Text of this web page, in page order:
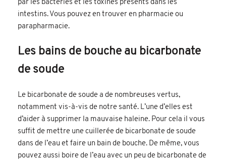
par les bactéries et les toxines présents dans les
intestins. Vous pouvez en trouver en pharmacie ou
parapharmacie.
Les bains de bouche au bicarbonate
de soude
Le bicarbonate de soude a de nombreuses vertus,
notamment vis-à-vis de notre santé. L’une d’elles est
d’aider à supprimer la mauvaise haleine. Pour cela il vous
suffit de mettre une cuillerée de bicarbonate de soude
dans de l’eau et faire un bain de bouche. De même, vous
pouvez aussi boire de l’eau avec un peu de bicarbonate de